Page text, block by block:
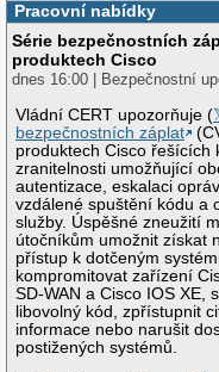
Pracovní nabídky
Série bezpečnostních
produktech Cisco
dnes 16:00 | Bezpečnostní
Vládní CERT upozorňuje (
bezpečnostních záplat
produktech Cisco řešících
zranitelnosti umožňující
autentizace, eskalaci
vzdálené spuštění kódu a
služby. Úspěšné zneužití
útočníkům umožnit získat
přístup k dotčeným
kompromitovat zařízení
SD-WAN a Cisco IOS XE,
libovolný kód, zpřístupnit
informace nebo narušit
postižených systémů.